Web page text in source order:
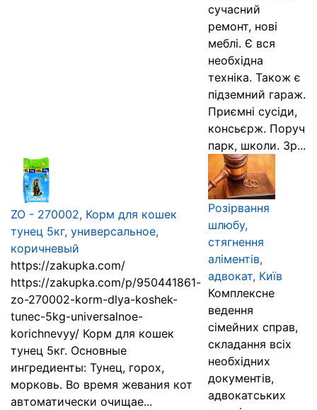
сучасний
ремонт, нові
меблі. Є вся
необхідна
техніка. Також є
підземний гараж.
Приємні сусіди,
консьєрж. Поруч
парк, школи. Зр...
ZO - 270002, Корм для кошек
тунец 5кг, универсальное,
коричневый
https://zakupka.com/
https://zakupka.com/p/950441861-
zo-270002-korm-dlya-koshek-
tunec-5kg-universalnoe-
korichnevyy/ Корм для кошек
тунец 5кг. Основные
ингредиенты: Тунец, горох,
морковь. Во время жевания кот
автоматически очищае...
Розірвання
шлюбу,
стягнення
аліментів,
адвокат, Київ
Комплексне
ведення
сімейних справ,
складання всіх
необхідних
документів,
адвокатських